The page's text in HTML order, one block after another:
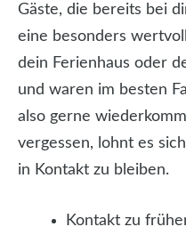
Gäste, die bereits bei
eine besonders
dein Ferienhaus oder
und waren im besten
also gerne
vergessen, lohnt es
in Kontakt zu bleiben.
Kontakt zu